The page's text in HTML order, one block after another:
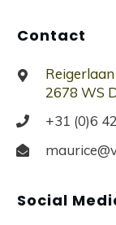
Contact
2678 WS
+31 (0)6
Social